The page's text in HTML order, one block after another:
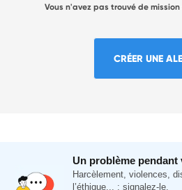
Vous n'avez pas trouvé de
CRÉER UNE
Un problème
Harcèlement, violences,
l’éthique... : signalez-le.